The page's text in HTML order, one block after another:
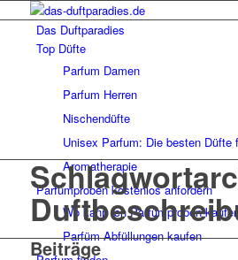
Das Duftparadies
Top Düfte
Parfum Damen
Parfum Herren
Nischendüfte
Unisex Parfum: Die besten Düfte
Aromatherapie
Parfümproben kostenlos anfordern
Wo kann ich Parfümproben
Parfüm Abfüllungen kaufen
Beiträge